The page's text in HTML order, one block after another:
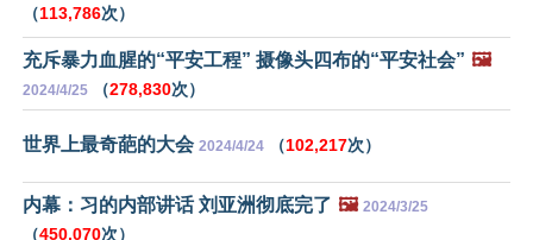
（113,786次）
充斥暴力血腥的“平安工程” 摄像头四布的“平安社会” 🖼️
2024/4/25 （278,830次）
世界上最奇葩的大会 2024/4/24 （102,217次）
内幕：习的内部讲话 刘亚洲彻底完了 🖼️ 2024/3/25
（450,070次）